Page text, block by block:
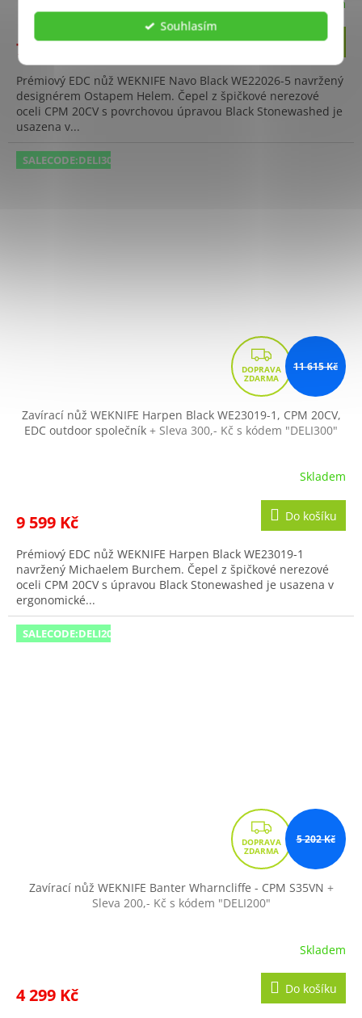
Souhlasím
Skladem
7 499 Kč Do košíku
Prémiový EDC nůž WEKNIFE Navo Black WE22026-5 navržený
designérem Ostapem Helem. Čepel z špičkové nerezové
oceli CPM 20CV s povrchovou úpravou Black Stonewashed je
usazena v...
SALECODE:DELI300:300:fix:CZK
Z
D
A
R
M
11 615 Kč
Zavírací nůž WEKNIFE Harpen Black WE23019-1, CPM 20CV,
EDC outdoor společník + Sleva 300,- Kč s kódem "DELI300"
Skladem
9 599 Kč Do košíku
Prémiový EDC nůž WEKNIFE Harpen Black WE23019-1
navržený Michaelem Burchem. Čepel z špičkové nerezové
oceli CPM 20CV s úpravou Black Stonewashed je usazena v
ergonomické...
SALECODE:DELI200:200:fix:CZK
Z
D
A
R
5 202 Kč
Zavírací nůž WEKNIFE Banter Wharncliffe - CPM S35VN +
Sleva 200,- Kč s kódem "DELI200"
Skladem
4 299 Kč Do košíku